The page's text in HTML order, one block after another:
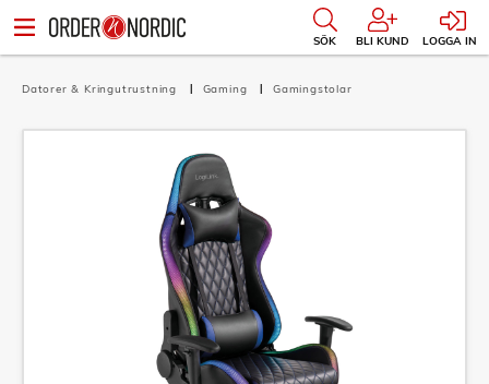
SÖK BLI KUND LOGGA IN
Datorer & Kringutrustning Gaming Gamingstolar